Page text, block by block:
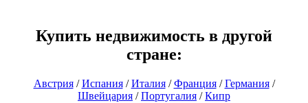
Купить недвижимость в другой
стране:
Австрия/Испания/Италия/Франция/Германия/
Швейцария /Португалия /Кипр